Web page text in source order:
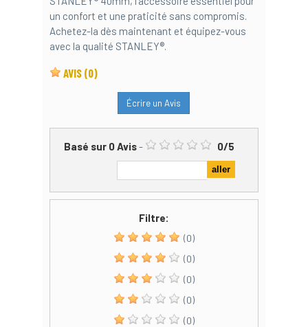
un confort et une praticité sans compromis.
Achetez-la dès maintenant et équipez-vous
avec la qualité STANLEY®.
AVIS (0)
Écrire un Avis
Basé sur 0Avis- 0/5
Filtre:
(0)
(0)
(0)
(0)
(0)